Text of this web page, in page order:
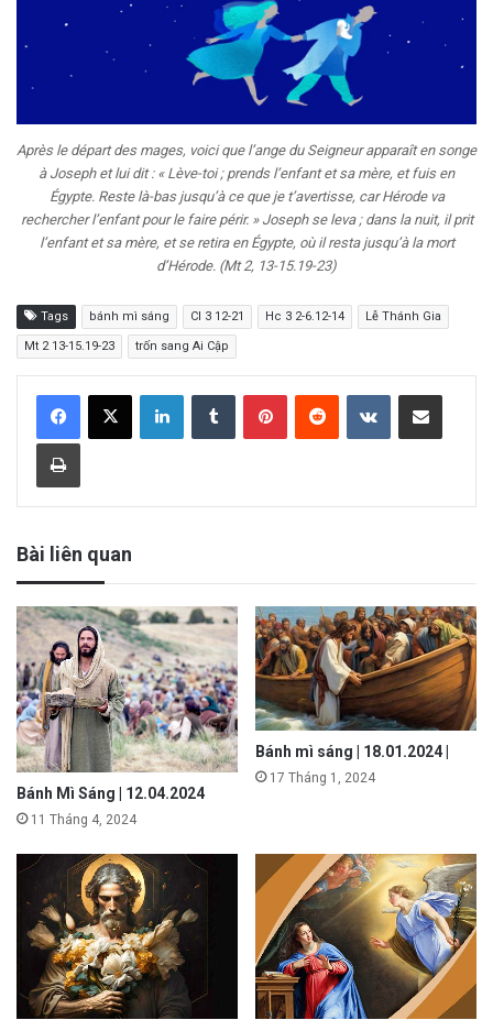
Après le départ des mages, voici que l’ange du Seigneur apparaît en songe
à Joseph et lui dit : « Lève-toi ; prends l’enfant et sa mère, et fuis en
Égypte. Reste là-bas jusqu’à ce que je t’avertisse, car Hérode va
rechercher l’enfant pour le faire périr. » Joseph se leva ; dans la nuit, il prit
l’enfant et sa mère, et se retira en Égypte, où il resta jusqu’à la mort
d’Hérode. (Mt 2, 13-15.19-23)
Tags bánh mì sáng Cl 3 12-21 Hc 3 2-6.12-14 Lễ Thánh Gia
Mt 2 13-15.19-23 trốn sang Ai Cập
Bài liên quan
Bánh Mì Sáng | 12.04.2024
11 Tháng 4, 2024
Bánh mì sáng | 18.01.2024 |
17 Tháng 1, 2024